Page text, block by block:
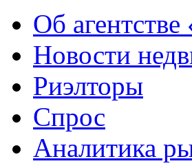
Об
Новости
Риэлторы
Спрос
Аналитика